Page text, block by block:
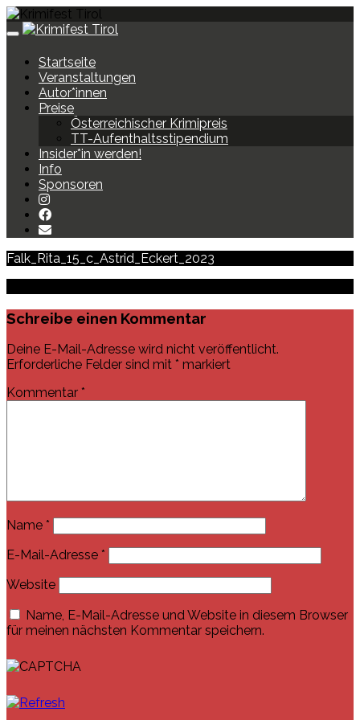
Toggle
Startseite
Veranstaltungen
Autor*innen
Preise
Österreichischer Krimipreis
TT-Aufenthaltsstipendium
Insider*in werden!
Info
Sponsoren
Falk_Rita_15_c_Astrid_Eckert_2023
Schreibe einen Kommentar
Deine E-Mail-Adresse wird nicht veröffentlicht.
Erforderliche Felder sind mit * markiert
Kommentar *
Name *
E-Mail-Adresse *
Website
Name, E-Mail-Adresse und Website in diesem Browser
für meinen nächsten Kommentar speichern.